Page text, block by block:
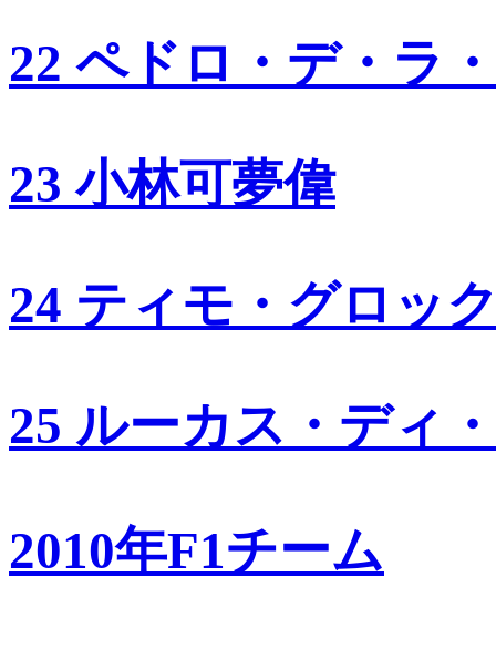
22 ペドロ・デ・ラ
23 小林可夢偉
24 ティモ・グロッ
25 ルーカス・ディ
2010年F1チーム